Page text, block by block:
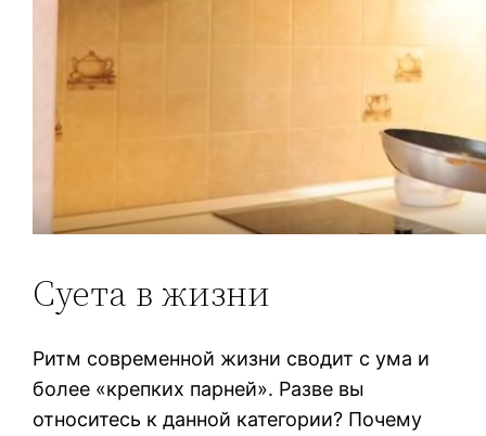
Суета в жизни
Ритм современной жизни сводит с ума и
более «крепких парней». Разве вы
относитесь к данной категории? Почему